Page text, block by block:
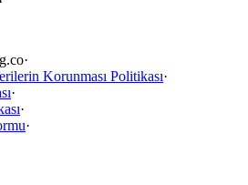
·
Korunması Politikası·
·
·
·